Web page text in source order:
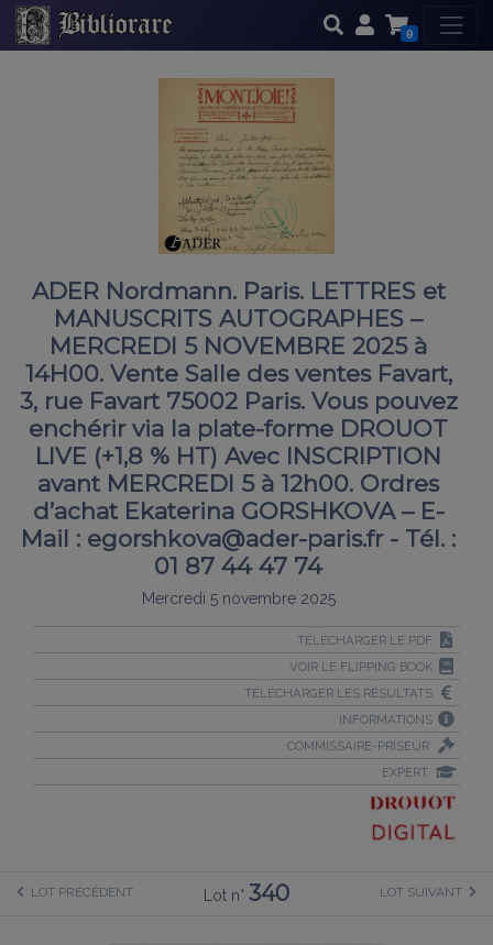
0
ADER Nordmann. Paris. LETTRES et
MANUSCRITS AUTOGRAPHES –
MERCREDI 5 NOVEMBRE 2025 à
14H00. Vente Salle des ventes Favart,
3, rue Favart 75002 Paris. Vous pouvez
enchérir via la plate-forme DROUOT
LIVE (+1,8 % HT) Avec INSCRIPTION
avant MERCREDI 5 à 12h00. Ordres
d’achat Ekaterina GORSHKOVA – E-
Mail : egorshkova@ader-paris.fr - Tél. :
01 87 44 47 74
Mercredi 5 novembre 2025
TÉLÉCHARGER LE PDF
VOIR LE FLIPPING BOOK
TÉLÉCHARGER LES RÉSULTATS
INFORMATIONS
COMMISSAIRE-PRISEUR
EXPERT
LOT PRÉCÉDENT Lot n° 340 LOT SUIVANT